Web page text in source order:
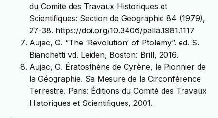
du Comite des Travaux Historiques et
Scientifiques: Section de Geographie 84 (1979),
27-38. https://doi.org/10.3406/palla.1981.1117
Aujac, G. “The ‘Revolution’ of Ptolemy”. ed. S.
Bianchetti vd. Leiden, Boston: Brill, 2016.
Aujac, G. Ératosthène de Cyrène, le Pionnier de
la Géographie. Sa Mesure de la Circonférence
Terrestre. Paris: Éditions du Comité des Travaux
Historiques et Scientifiques, 2001.